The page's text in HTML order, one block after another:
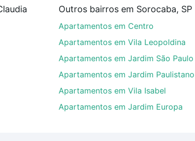
com Apartamentos com 4 vagas à venda em
parcelas podem se adequar ao seu
comprar um apartamento e conte com a gente
Outros bairros em Sorocaba, SP
Apartamentos em Centro
Apartamentos em Vila Leopoldina
Apartamentos em Jardim São Paulo
Apartamentos em Jardim Paulistano
Apartamentos em Vila Isabel
Apartamentos em Jardim Europa